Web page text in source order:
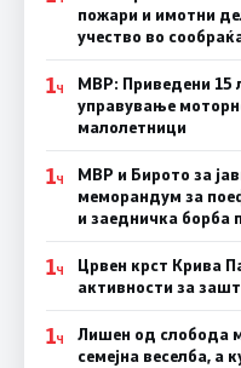
пожари и имотни
учество во
1Ч
МВР: Приведени 15
управување
малолетници
1Ч
МВР и Бирото за
меморандум за
и заедничка борба
1Ч
Црвен крст Крива
активности за
1Ч
Лишен од слобода
семејна веселба, а